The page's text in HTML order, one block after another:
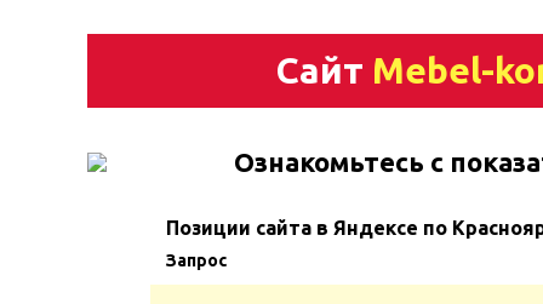
Сайт Mebel-
Ознакомьтесь с
Позиции сайта в Яндексе по
Запрос